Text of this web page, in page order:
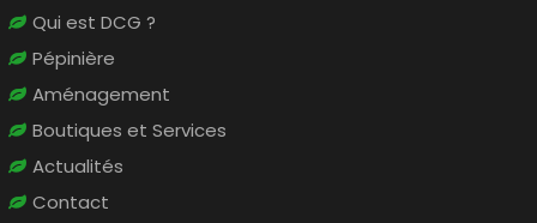
Qui est DCG ?
Pépinière
Aménagement
Boutiques et Services
Actualités
Contact